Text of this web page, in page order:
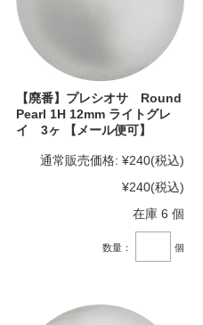
【廃番】プレシオサ Round
Pearl 1H 12mm ライトグレ
イ 3ヶ 【メール便可】
通常販売価格: ¥240(税込)
¥240(税込)
在庫 6 個
数量： 個